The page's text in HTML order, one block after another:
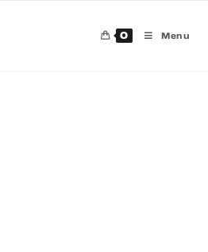
0 Menu